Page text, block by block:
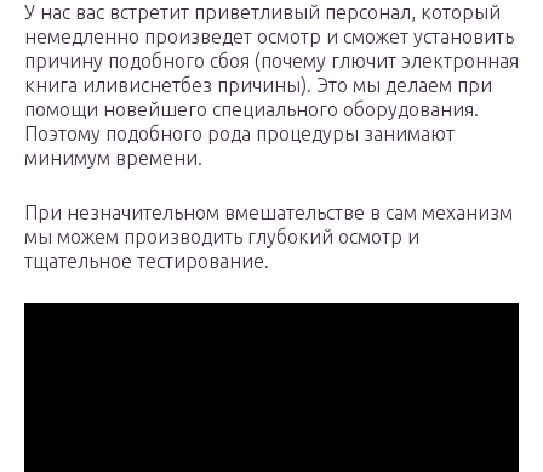
У нас вас встретит приветливый персонал, который
немедленно произведет осмотр и сможет установить
причину подобного сбоя (почему глючит электронная
книга иливиснетбез причины). Это мы делаем при
помощи новейшего специального оборудования.
Поэтому подобного рода процедуры занимают
минимум времени.
При незначительном вмешательстве в сам механизм
мы можем производить глубокий осмотр и
тщательное тестирование.